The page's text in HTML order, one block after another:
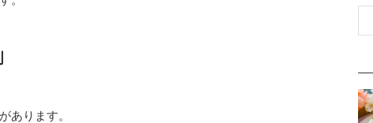
あります。